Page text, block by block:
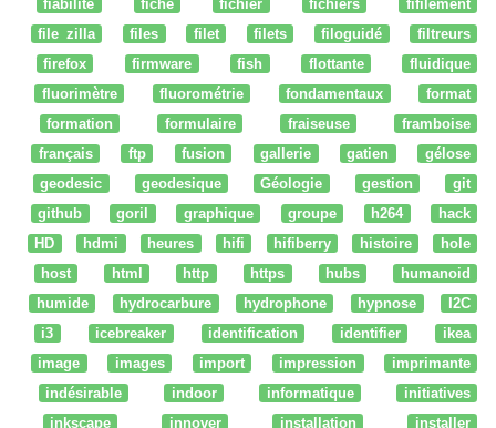
fiabilité
fiche fichier fichiers
fifilement
file zilla
files filet filets filoguidé
filtreurs
firefox
firmware fish flottante
fluidique
fluorimètre
fluorométrie fondamentaux
format
formation
formulaire fraiseuse
framboise
français
ftp fusion gallerie gatien
gélose
geodesic
geodesique Géologie gestion
git
github
goril graphique groupe h264
hack
HD
hdmi heures hifi hifiberry histoire
hole
host
html http https hubs
humanoid
humide
hydrocarbure hydrophone hypnose
I2C
i3
icebreaker identification identifier
ikea
image
images import impression
imprimante
indésirable
indoor informatique
initiatives
inkscape
innover installation installer